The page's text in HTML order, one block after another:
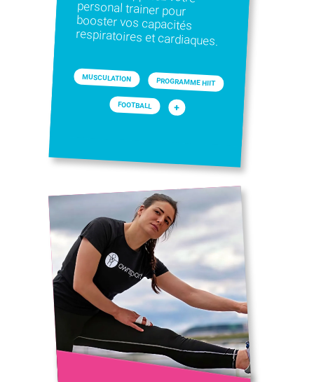
respiratoires et cardiaques.
MUSCULATION PROGRAMME HIIT
FOOTBALL +